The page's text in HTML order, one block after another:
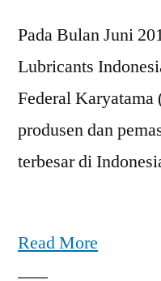
Pada Bulan Juni
Lubricants
Federal Karyatama
produsen dan
terbesar di
Read More